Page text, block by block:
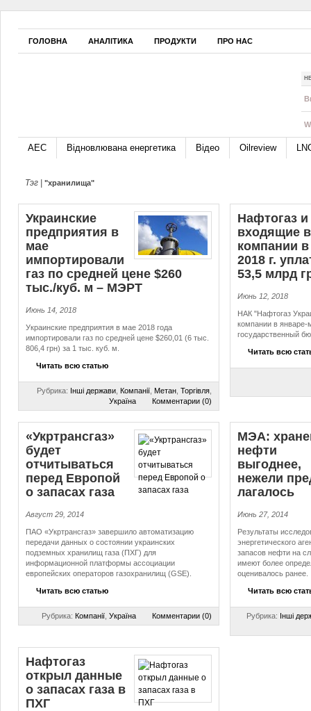
ГОЛОВНА АНАЛІТИКА ПРОДУКТИ ПРО НАС
АЕС Відновлювана енергетика Відео Oilreview
Тэг | "хранилища"
Украинские
предприятия в
мае
импортировали
газ по средней цене $260
тыс./куб. м – МЭРТ
Июнь 14, 2018
Украинские предприятия в мае 2018 года
импортировали газ по средней цене $260,01 (6 тыс.
806,4 грн) за 1 тыс. куб. м.
Читать всю статью
Рубрика: Інші держави Компанії Метан Торгівля
Україна
Комментарии (0)
Нафтогаз и
входящие
компании в
2018 г.
53,5 млрд
Июнь 12, 2018
НАК "Нафтогаз
компании в январе-
государственный
Читать всю
«Укртрансгаз»
будет
отчитываться
перед Европой
о запасах газа
Август 29, 2014
ПАО «Укртрансгаз» завершило автоматизацию
передачи данных о состоянии украинских
подземных хранилищ газа (ПХГ) для
информационной платформы ассоциации
европейских операторов газохранилищ (GSE).
Читать всю статью
Рубрика: Компанії Україна Комментарии (0)
МЭА:
нефти
выгоднее,
нежели
ла­га­лось
Июнь 27, 2014
Результаты
энергетического
запасов нефти на
имеют более
оценивалось ранее.
Читать всю
Рубрика: Інші
Нафтогаз
открыл данные
о запасах газа в
ПХГ